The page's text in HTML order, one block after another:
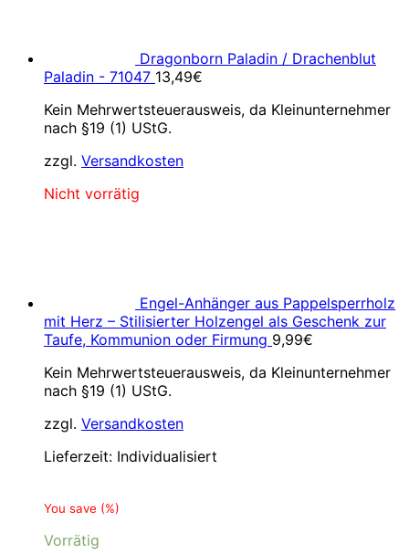
Dragonborn Paladin / Drachenblut
Paladin - 71047 13,49€
Kein Mehrwertsteuerausweis, da Kleinunternehmer
nach §19 (1) UStG.
zzgl. Versandkosten
Nicht vorrätig
Engel-Anhänger aus Pappelsperrholz
mit Herz – Stilisierter Holzengel als Geschenk zur
Taufe, Kommunion oder Firmung 9,99€
Kein Mehrwertsteuerausweis, da Kleinunternehmer
nach §19 (1) UStG.
zzgl. Versandkosten
Lieferzeit: Individualisiert
You save (%)
Vorrätig